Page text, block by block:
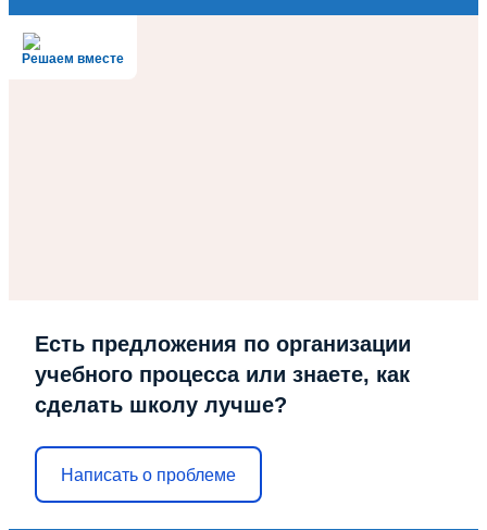
Решаем вместе
Есть предложения по организации
учебного процесса или знаете, как
сделать школу лучше?
Написать о проблеме